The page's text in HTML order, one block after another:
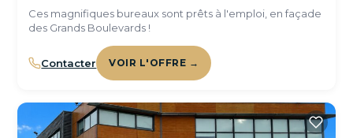
Ces magnifiques bureaux sont prêts à l'emploi, en façade
des Grands Boulevards !
Contacter VOIR L'OFFRE →